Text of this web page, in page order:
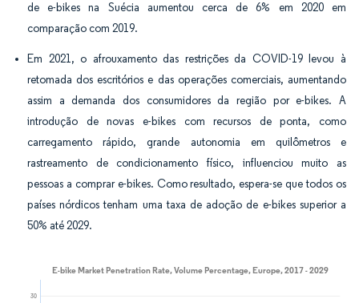
de e-bikes na Suécia aumentou cerca de 6% em 2020 em
comparação com 2019.
Em 2021, o afrouxamento das restrições da COVID-19 levou à
retomada dos escritórios e das operações comerciais, aumentando
assim a demanda dos consumidores da região por e-bikes. A
introdução de novas e-bikes com recursos de ponta, como
carregamento rápido, grande autonomia em quilômetros e
rastreamento de condicionamento físico, influenciou muito as
pessoas a comprar e-bikes. Como resultado, espera-se que todos os
países nórdicos tenham uma taxa de adoção de e-bikes superior a
50% até 2029.